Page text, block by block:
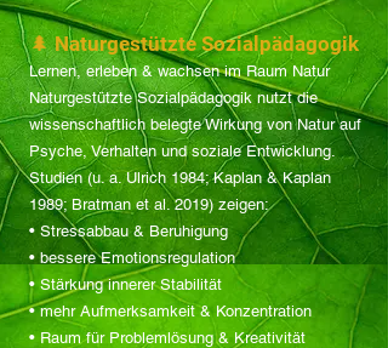
🌲 Naturgestützte Sozialpädagogik
Lernen, erleben & wachsen im Raum Natur
Naturgestützte Sozialpädagogik nutzt die
wissenschaftlich belegte Wirkung von Natur auf
Psyche, Verhalten und soziale Entwicklung.
Studien (u. a. Ulrich 1984; Kaplan & Kaplan
1989; Bratman et al. 2019) zeigen:
• Stressabbau & Beruhigung
• bessere Emotionsregulation
• Stärkung innerer Stabilität
• mehr Aufmerksamkeit & Konzentration
• Raum für Problemlösung & Kreativität